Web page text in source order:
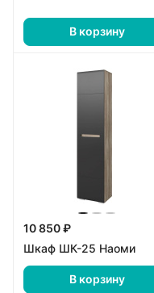
В корзину
10 850 ₽
Шкаф ШК-25 Наоми
В корзину